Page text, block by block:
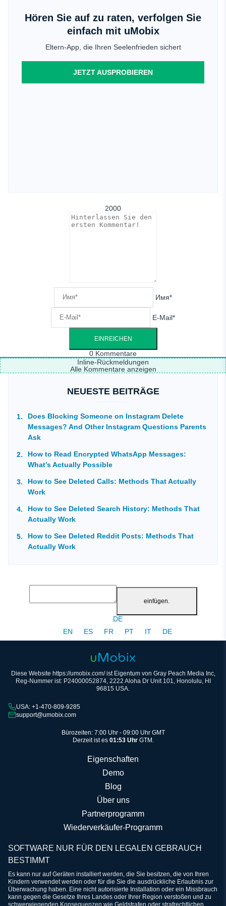
Hören Sie auf zu raten, verfolgen Sie
einfach mit uMobix
Eltern-App, die Ihren Seelenfrieden sichert
JETZT AUSPROBIEREN
2000
Имя*
E-Mail*
0 Kommentare
Inline-Rückmeldungen
Alle Kommentare anzeigen
NEUESTE BEITRÄGE
Does Blocking Someone on Instagram Delete
Messages? And Other Instagram Questions Parents
Ask
How to Read Encrypted WhatsApp Messages:
What’s Actually Possible
How to See Deleted Calls: Methods That Actually
Work
How to See Deleted Search History: Methods That
Actually Work
How to See Deleted Reddit Posts: Methods That
Actually Work
einfügen.
DE
EN
ES FR PT IT DE
Diese Website https://umobix.com/ ist Eigentum von Gray Peach Media Inc,
Reg-Nummer ist: P24000052874, 2222 Aloha Dr Unit 101, Honolulu, HI
96815 USA.
USA: +1-470-809-9285
support@umobix.com
Bürozeiten: 7:00 Uhr - 09:00 Uhr GMT
Derzeit ist es 01:53 UhrGTM.
Eigenschaften
Demo
Blog
Über uns
Partnerprogramm
Wiederverkäufer-Programm
SOFTWARE NUR FÜR DEN LEGALEN GEBRAUCH
BESTIMMT
Es kann nur auf Geräten installiert werden, die Sie besitzen, die von Ihren
Kindern verwendet werden oder für die Sie die ausdrückliche Erlaubnis zur
Überwachung haben. Eine nicht autorisierte Installation oder ein Missbrauch
kann gegen die Gesetze Ihres Landes oder Ihrer Region verstoßen und zu
schwerwiegenden Konsequenzen wie Geldstrafen oder strafrechtlichen